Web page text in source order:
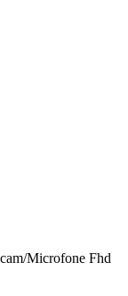
Microfone Fhd